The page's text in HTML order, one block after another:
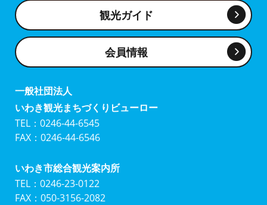
観光ガイド
会員情報
一般社団法人
いわき観光まちづくりビューロー
TEL：0246-44-6545
FAX：0246-44-6546
いわき市総合観光案内所
TEL：0246-23-0122
FAX：050-3156-2082